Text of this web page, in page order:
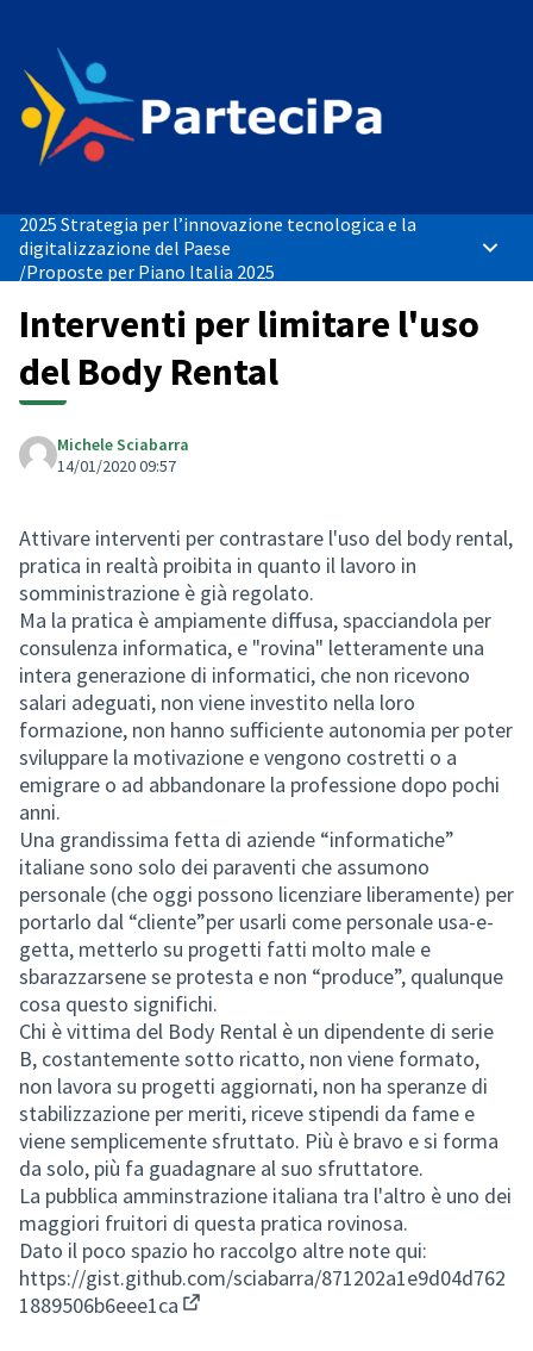
2025 Strategia per l’innovazione tecnologica e la
digitalizzazione del Paese
/Proposte per Piano Italia 2025
Interventi per limitare l'uso
del Body Rental
Michele Sciabarra
14/01/2020 09:57
Attivare interventi per contrastare l'uso del body rental,
pratica in realtà proibita in quanto il lavoro in
somministrazione è già regolato.
Ma la pratica è ampiamente diffusa, spacciandola per
consulenza informatica, e "rovina" letteramente una
intera generazione di informatici, che non ricevono
salari adeguati, non viene investito nella loro
formazione, non hanno sufficiente autonomia per poter
sviluppare la motivazione e vengono costretti o a
emigrare o ad abbandonare la professione dopo pochi
anni.
Una grandissima fetta di aziende “informatiche”
italiane sono solo dei paraventi che assumono
personale (che oggi possono licenziare liberamente) per
portarlo dal “cliente”per usarli come personale usa-e-
getta, metterlo su progetti fatti molto male e
sbarazzarsene se protesta e non “produce”, qualunque
cosa questo significhi.
Chi è vittima del Body Rental è un dipendente di serie
B, costantemente sotto ricatto, non viene formato,
non lavora su progetti aggiornati, non ha speranze di
stabilizzazione per meriti, riceve stipendi da fame e
viene semplicemente sfruttato. Più è bravo e si forma
da solo, più fa guadagnare al suo sfruttatore.
La pubblica amminstrazione italiana tra l'altro è uno dei
maggiori fruitori di questa pratica rovinosa.
Dato il poco spazio ho raccolgo altre note qui:
https://gist.github.com/sciabarra/871202a1e9d04d762
1889506b6eee1ca